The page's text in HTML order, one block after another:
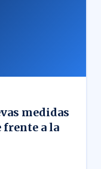
medidas
frente a la